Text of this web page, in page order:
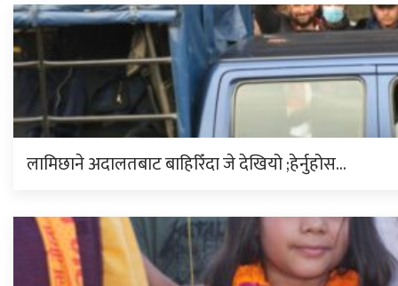
लामिछाने अदालतबाट बाहिरिँदा जे देखियो ;हेर्नुहोस…